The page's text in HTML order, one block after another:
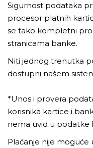
Sigurnost podataka
procesor platnih
se tako kompletni
stranicama banke.
Niti jednog trenutka
dostupni našem
*Unos i provera
korisnika kartice i
nema uvid u podatke
Plaćanje nije moguće